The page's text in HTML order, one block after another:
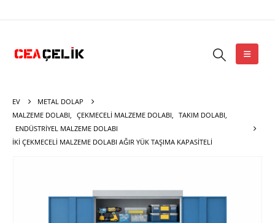
EV
METAL DOLAP
MALZEME DOLABI, ÇEKMECELI MALZEME DOLABI, TAKIM DOLABI,
ENDÜSTRIYEL MALZEME DOLABI
İKI ÇEKMECELI MALZEME DOLABI AĞIR YÜK TAŞIMA KAPASITELI